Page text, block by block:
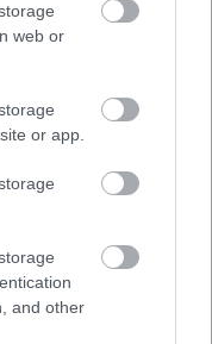
web or
or app.
and other
yrityksen